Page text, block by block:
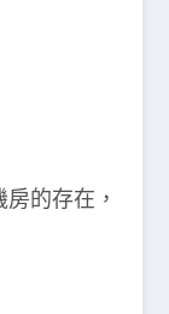
的存在，